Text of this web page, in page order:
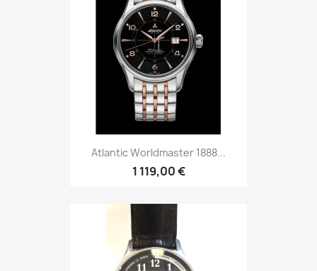
Atlantic Worldmaster 1888...
1 119,00 €